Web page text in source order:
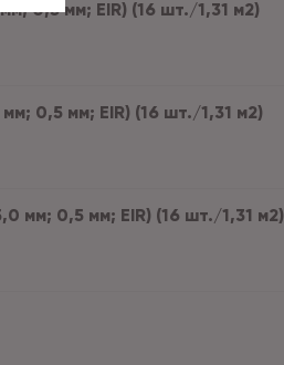
0,5 мм; EIR) (16 шт./1,31 м2)
0,5 мм; EIR) (16 шт./1,31 м2)
мм; 0,5 мм; EIR) (16 шт./1,31 м2)